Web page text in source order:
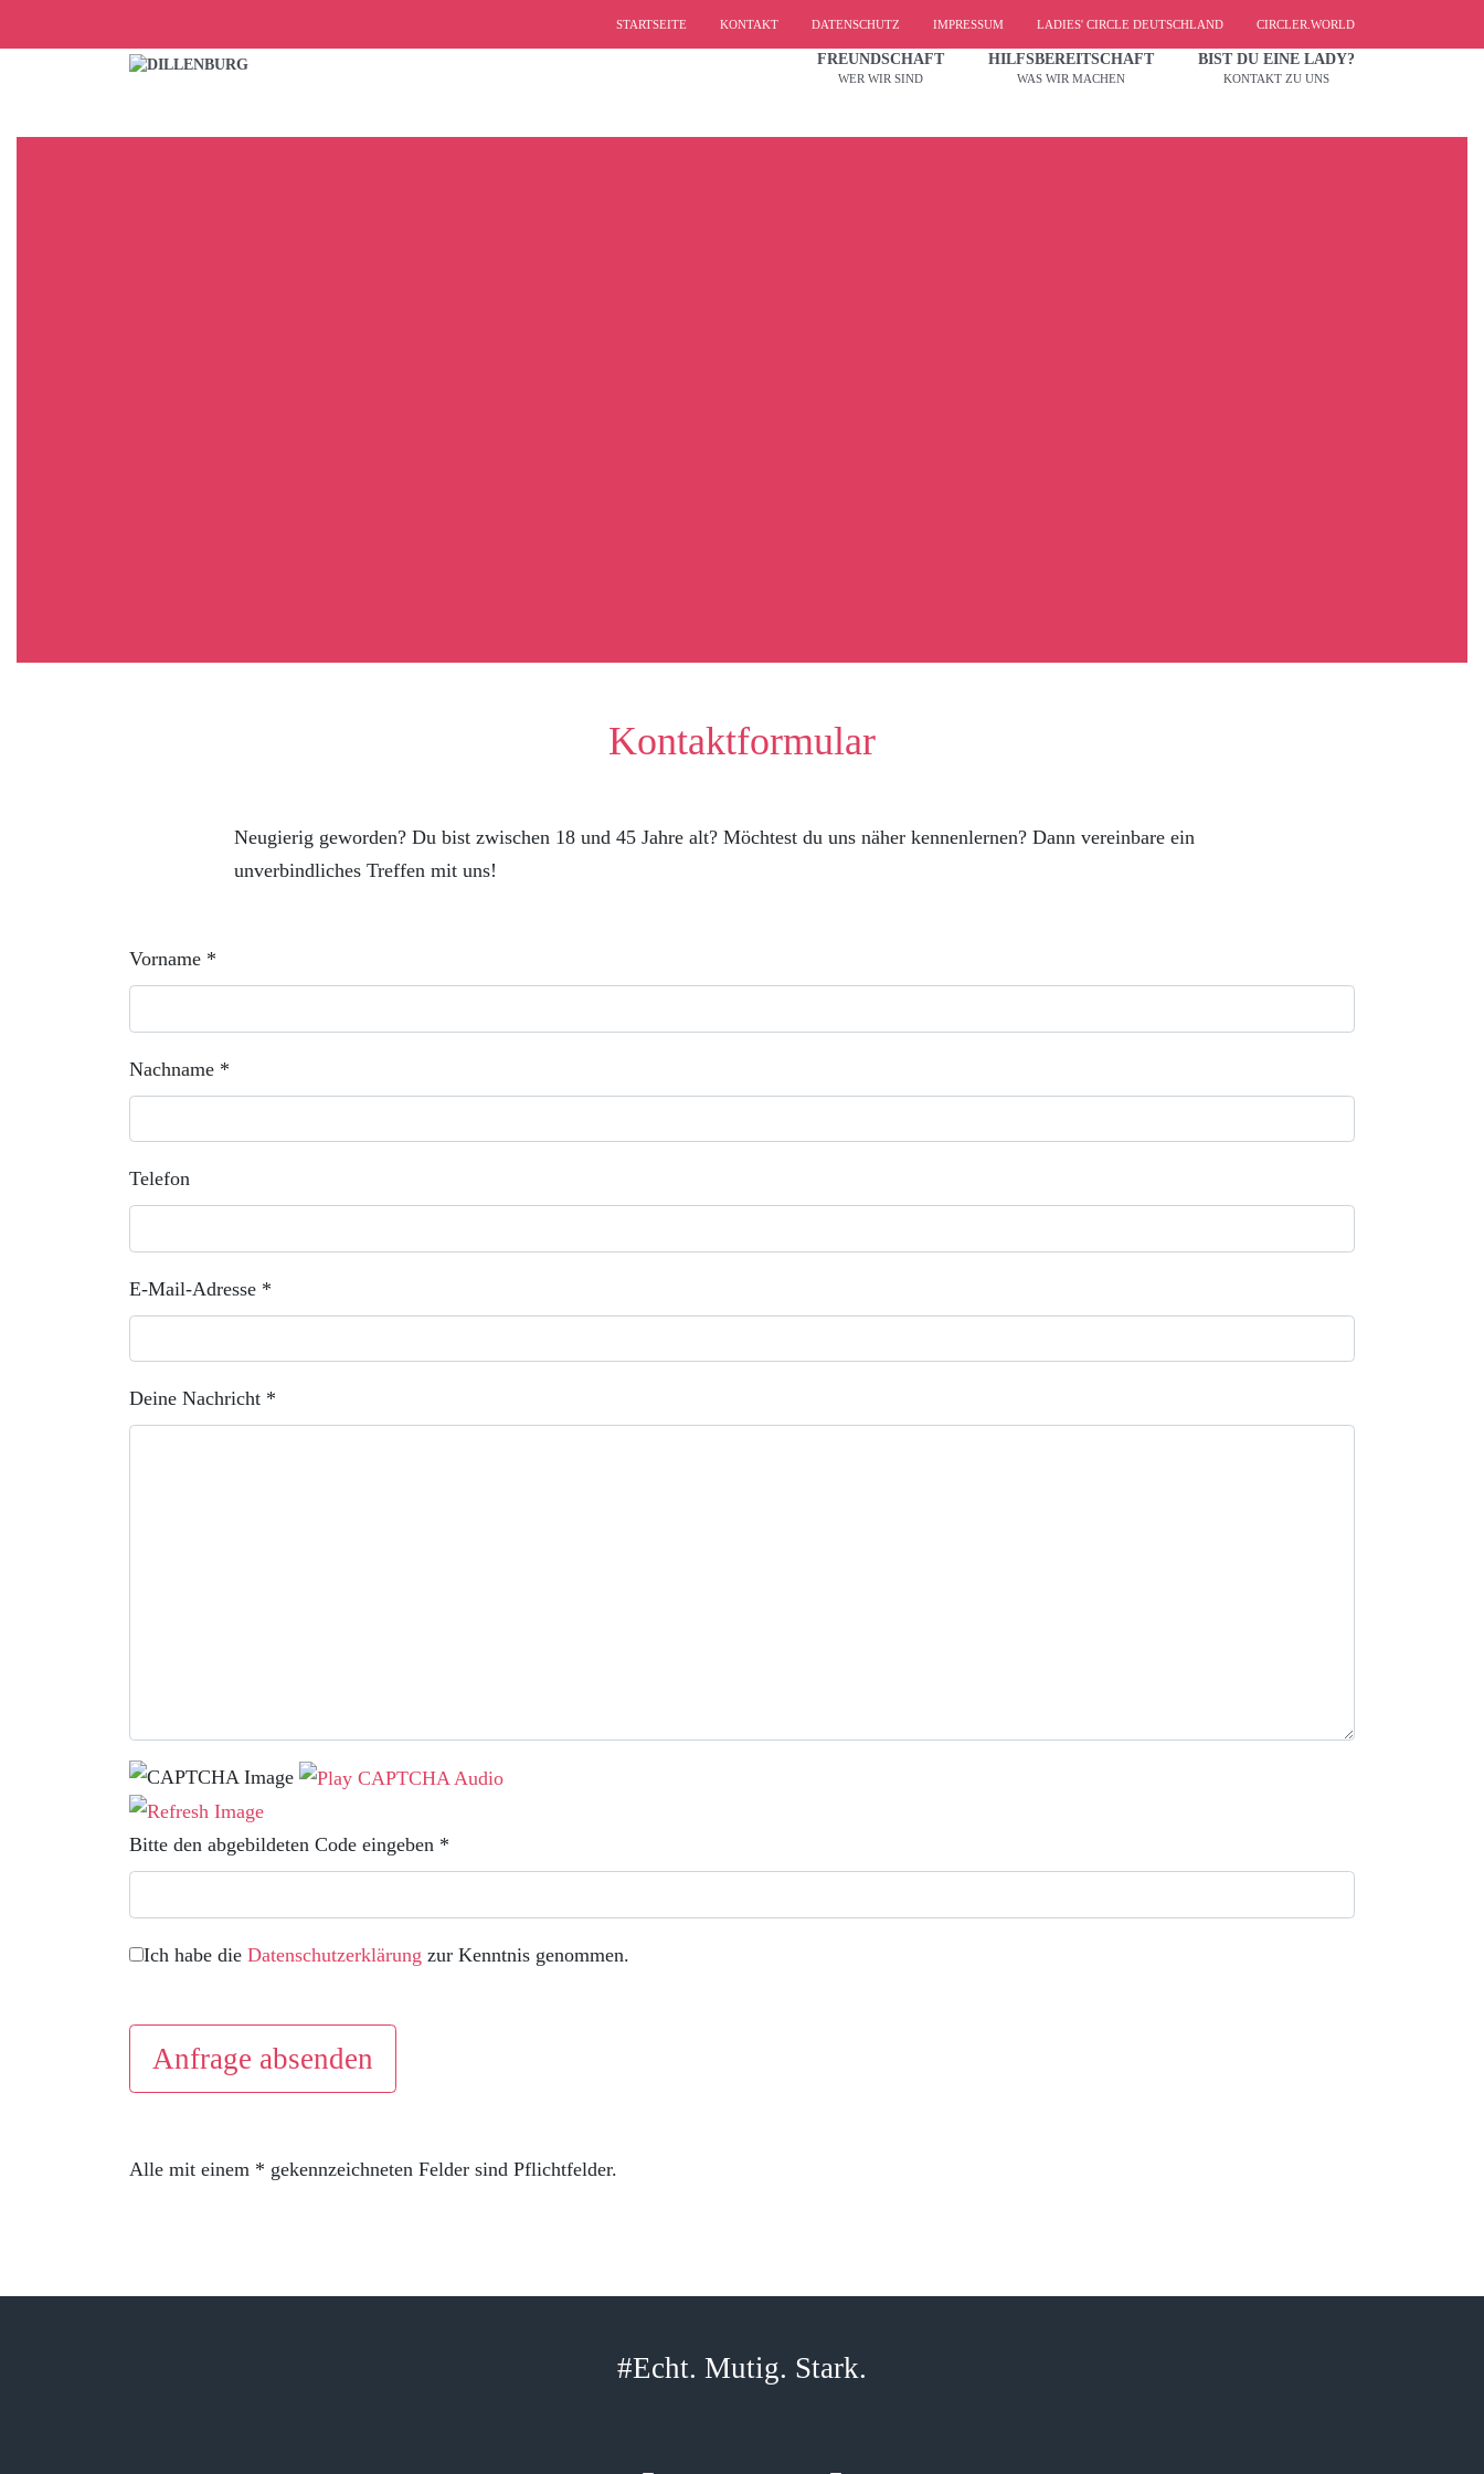
STARTSEITE KONTAKT DATENSCHUTZ IMPRESSUM LADIES' CIRCLE DEUTSCHLAND CIRCLER.WORLD
FREUNDSCHAFT
WER WIR SIND
HILFSBEREITSCHAFT
WAS WIR MACHEN
BIST DU EINE LADY?
KONTAKT ZU UNS
Kontaktformular
Neugierig geworden? Du bist zwischen 18 und 45 Jahre alt? Möchtest du uns näher kennenlernen? Dann vereinbare ein
unverbindliches Treffen mit uns!
Vorname *
Nachname *
Telefon
E-Mail-Adresse *
Deine Nachricht *
Bitte den abgebildeten Code eingeben *
Ich habe die Datenschutzerklärung zur Kenntnis genommen.
Anfrage absenden
Alle mit einem * gekennzeichneten Felder sind Pflichtfelder.
#Echt. Mutig. Stark.